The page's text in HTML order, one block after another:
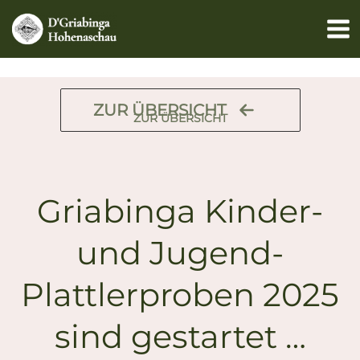
Inhalt
springen
ZUR ÜBERSICHT
ZUR ÜBERSICHT
Griabinga Kinder-
und Jugend-
Plattlerproben 2025
sind gestartet …